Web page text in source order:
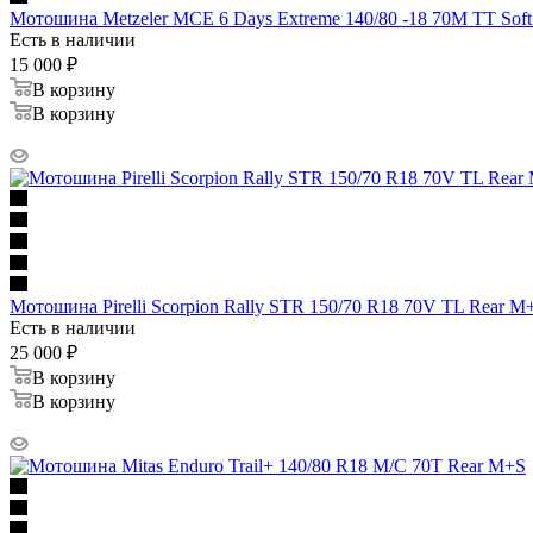
Мотошина Metzeler MCE 6 Days Extreme 140/80 -18 70M TT
Есть в наличии
15 000 ₽
В корзину
В корзину
Мотошина Pirelli Scorpion Rally STR 150/70 R18 70V TL Rear
Есть в наличии
25 000 ₽
В корзину
В корзину